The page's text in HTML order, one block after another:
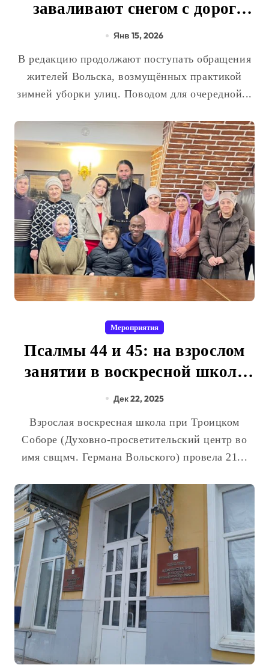
заваливают снегом с дорог
проходы к частным жилым
Янв 15, 2026
В редакцию продолжают поступать обращения
жителей Вольска, возмущённых практикой
зимней уборки улиц. Поводом для очередной...
Мероприятия
Псалмы 44 и 45: на взрослом
занятии в воскресной школе
Свято-Троицкого собора
Дек 22, 2025
Взрослая воскресная школа при Троицком
Соборе (Духовно-просветительский центр во
имя свщмч. Германа Вольского) провела 21...